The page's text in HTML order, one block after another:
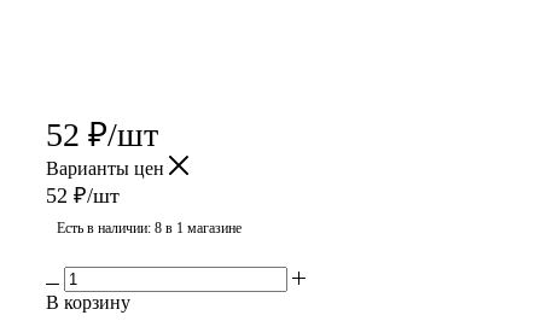
52 ₽/шт
Варианты цен
52 ₽/шт
Есть в наличии: 8 в 1 магазине
В корзину